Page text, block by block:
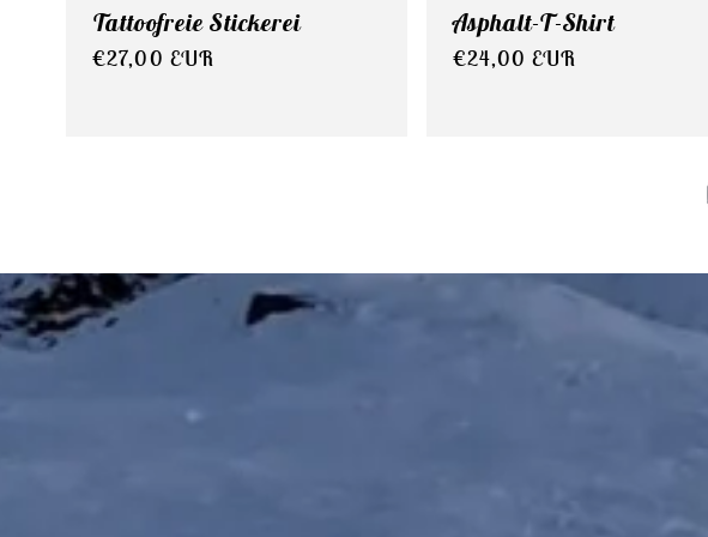
Tattoofreie Stickerei
Normaler
€27,00 EUR
Asphalt-T-Shirt
Normaler
€24,00 EUR